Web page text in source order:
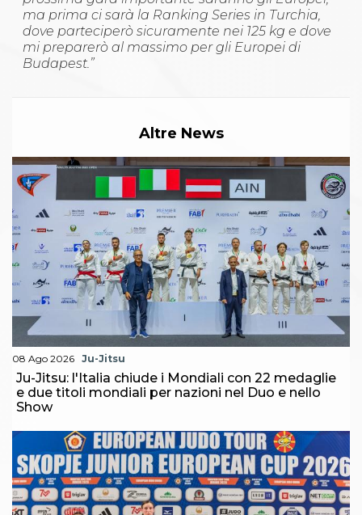
ma prima ci sarà la Ranking Series in Turchia,
dove parteciperò sicuramente nei 125 kg e dove
mi preparerò al massimo per gli Europei di
Budapest.”
Altre News
08 Ago 2026 Ju-Jitsu
Ju-Jitsu: l'Italia chiude i Mondiali con 22 medaglie
e due titoli mondiali per nazioni nel Duo e nello
Show